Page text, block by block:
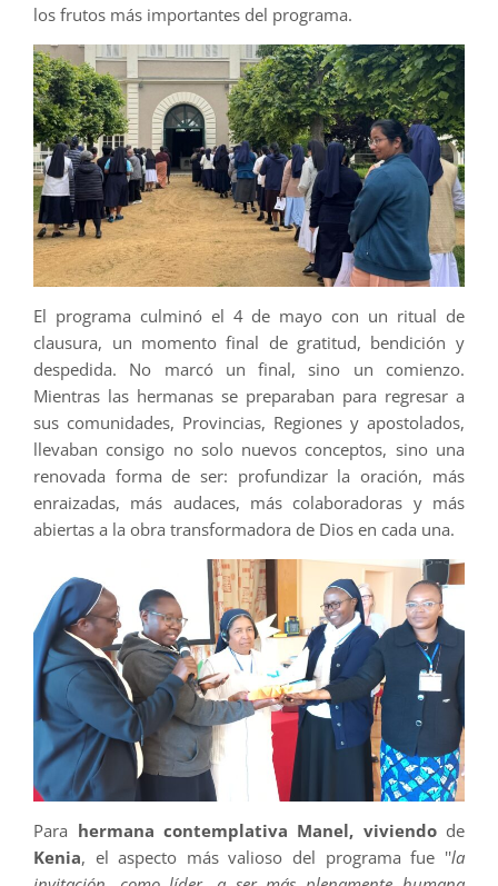
los frutos más importantes del programa.
El programa culminó el 4 de mayo con un ritual de
clausura, un momento final de gratitud, bendición y
despedida. No marcó un final, sino un comienzo.
Mientras las hermanas se preparaban para regresar a
sus comunidades, Provincias, Regiones y apostolados,
llevaban consigo no solo nuevos conceptos, sino una
renovada forma de ser: profundizar la oración, más
enraizadas, más audaces, más colaboradoras y más
abiertas a la obra transformadora de Dios en cada una.
Para hermana contemplativa Manel, viviendode
Kenia, el aspecto más valioso del programa fue ''la